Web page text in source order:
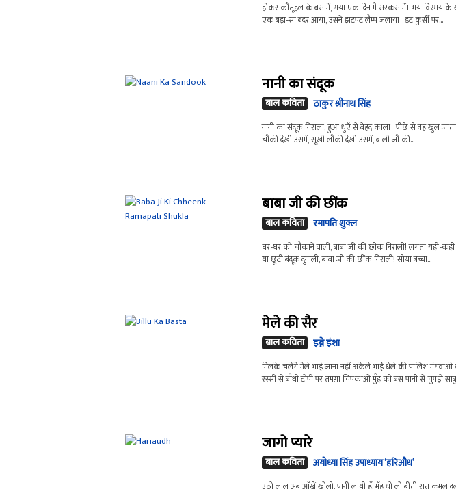
होकर कौतूहल के बस में, गया एक दिन मैं सरकस में। भय-विस्मय के
एक बड़ा-सा बंदर आया, उसने झटपट लैम्प जलाया। डट कुर्सी पर...
नानी का संदूक
बाल कविता ठाकुर श्रीनाथ सिंह
नानी का संदूक निराला, हुआ धुएँ से बेहद काला। पीछे से वह खुल
चौकी देखी उसमें, सूखी लौकी देखी उसमें, बाली जौ की...
बाबा जी की छींक
बाल कविता रमापति शुक्ल
घर-घर को चौंकाने वाली, बाबा जी की छींक निराली! लगता यहीं-
या छूटी बंदूक दुनाली, बाबा जी की छींक निराली! सोया बच्चा...
मेले की सैर
बाल कविता इब्ने इंशा
मिलके चलेंगे मेले भाई जाना नहीं अकेले भाई धेले की पालिश
रस्सी से बाँधो टोपी पर तमग़ा चिपकाओ मुँह को बस पानी से चुपड़ो
जागो प्यारे
बाल कविता अयोध्या सिंह उपाध्याय ‘हरिऔध’
उठो लाल अब आँखें खोलो, पानी लायी हूँ, मुँह धो लो बीती रात